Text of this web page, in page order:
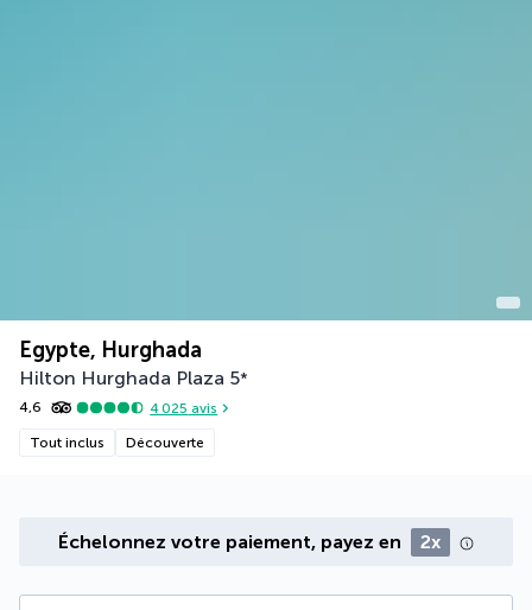
Egypte, Hurghada
Hilton Hurghada Plaza 5*
4,6 4 025 avis
Tout inclus Découverte
Échelonnez votre paiement, payez en 2x